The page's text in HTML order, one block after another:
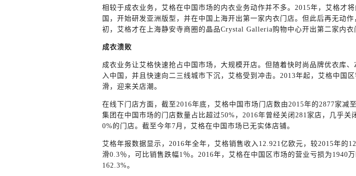
相较于成衣业务，艾格在中国市场的内衣业务动作并不多。2015年，艾格才
国，开始研发亚洲版型，并在中国上海开出第一家内衣门店。但此后再无动作
初，艾格才在上海静安寺商圈的晶品Crystal Galleria购物中心开出第二家内衣
成衣溃败
成衣业务让艾格快速抢占中国市场，大规模开店。但随着快时尚品牌优衣库
入中国，并且快速向二三线城市下沉，艾格受到冲击。2013年起，艾格中国
滑，迎来关店潮。
在线下门店方面，截至2016年底，艾格中国市场门店数由2015年的2877家减
集团在中国市场的门店数量占比超过50%，2016年曾经关闭281家店，几乎关
0%的门店。截至今年7月，艾格在中国市场已无实体店铺。
艾格年报数据显示，2016年全年，艾格销售收入12.921亿欧元，较2015年的
滑0.3％，可比销售跌幅1％。2016年，艾格在中国区市场的营业亏损为1940
162.3%。